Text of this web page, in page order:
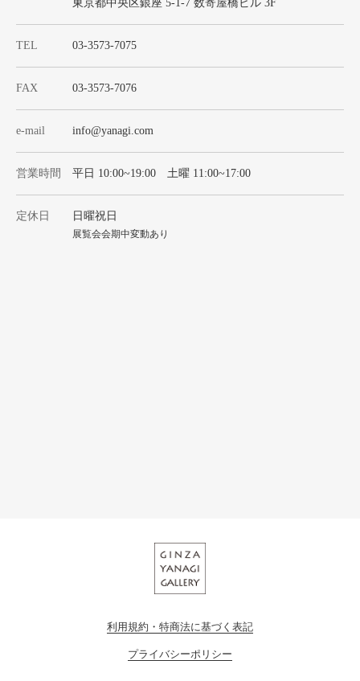
東京都中央区銀座 5-1-7 数寄屋橋ビル 3F
TEL 03-3573-7075
FAX 03-3573-7076
e-mail info@yanagi.com
営業時間 平日 10:00~19:00 土曜 11:00~17:00
定休日 日曜祝日
展覧会会期中変動あり
利用規約・特商法に基づく表記
プライバシーポリシー